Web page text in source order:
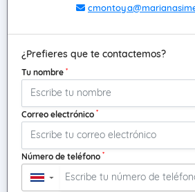
¿Prefieres que te contactemos?
Tu nombre *
Correo electrónico *
Número de teléfono *
▼